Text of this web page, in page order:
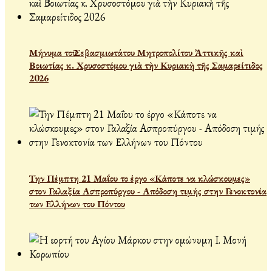
Μήνυμα τοῦ Σεβασμιωτάτου Μητροπολίτου Ἀττικῆς καὶ
Βοιωτίας κ. Χρυσοστόμου γιὰ τὴν Κυριακὴ τῆς Σαμαρείτιδος
2026
Την Πέμπτη 21 Μαΐου το έργο «Κάποτε να κλώσκουμες»
στον Γαλαξία Ασπροπύργου - Απόδοση τιμής στην Γενοκτονία
των Ελλήνων του Πόντου